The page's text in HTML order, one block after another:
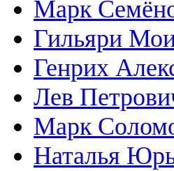
Марк
Гильяри
Генрих
Лев
Марк
Наталья